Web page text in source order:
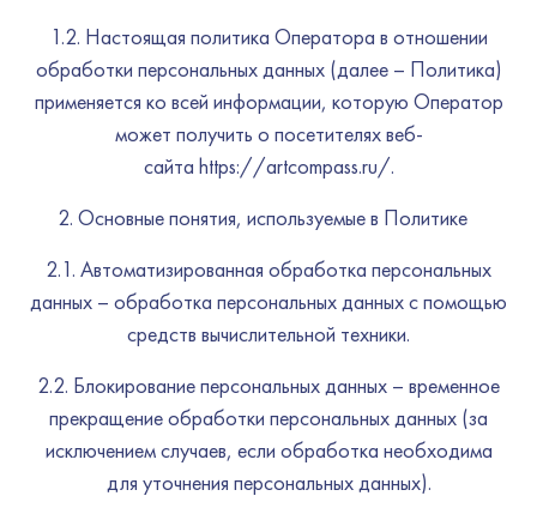
1.2. Настоящая политика Оператора в отношении
обработки персональных данных (далее – Политика)
применяется ко всей информации, которую Оператор
может получить о посетителях веб-
сайта https://artcompass.ru/.
Основные понятия, используемые в Политике
2.1. Автоматизированная обработка персональных
данных – обработка персональных данных с помощью
средств вычислительной техники.
2.2. Блокирование персональных данных – временное
прекращение обработки персональных данных (за
исключением случаев, если обработка необходима
для уточнения персональных данных).